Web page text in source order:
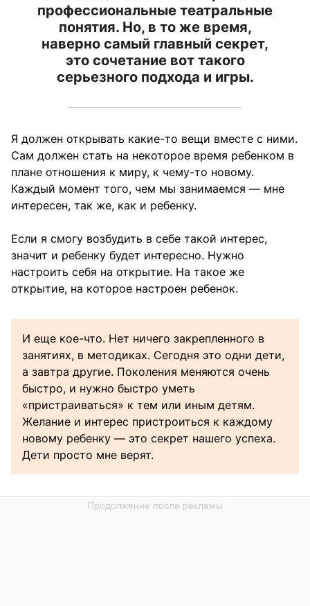
профессиональные театральные
понятия. Но, в то же время,
наверно самый главный секрет,
это сочетание вот такого
серьезного подхода и игры.
Я должен открывать какие-то вещи вместе с ними.
Сам должен стать на некоторое время ребенком в
плане отношения к миру, к чему-то новому.
Каждый момент того, чем мы занимаемся — мне
интересен, так же, как и ребенку.
Если я смогу возбудить в себе такой интерес,
значит и ребенку будет интересно. Нужно
настроить себя на открытие. На такое же
открытие, на которое настроен ребенок.
И еще кое-что. Нет ничего закрепленного в
занятиях, в методиках. Сегодня это одни дети,
а завтра другие. Поколения меняются очень
быстро, и нужно быстро уметь
«пристраиваться» к тем или иным детям.
Желание и интерес пристроиться к каждому
новому ребенку — это секрет нашего успеха.
Дети просто мне верят.